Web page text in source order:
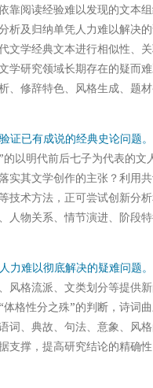
靠阅读经验难以发现的文本
析及归纳单凭人力难以解决
文学经典文本进行相似性、
学研究领域长期存在的疑而
、修辞特色、风格生成、题
证已有成说的经典史论问题。
的以明代前后七子为代表的文
实其文学创作的主张？利用共
技术方法，正可尝试创新分
人物关系、情节演进、阶段
力难以彻底解决的疑难问题。
风格流派、文类划分等提供
格性分之殊”的判断，诗词曲
词、典故、句法、意象、风
支撑，提高研究结论的精确